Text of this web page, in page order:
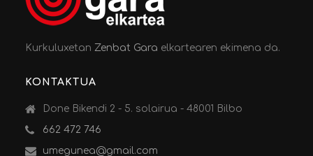
KurkuluxetanZenbat Gara elkartearen ekimena da.
KONTAKTUA
Done Bikendi 2 - 5. solairua - 48001 Bilbo
662 472 746
umegunea@gmail.com